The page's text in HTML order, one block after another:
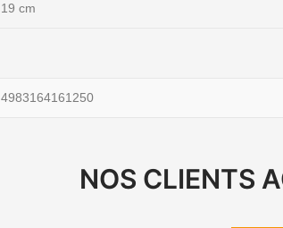
19 cm
4983164161250
NOS CLIENTS